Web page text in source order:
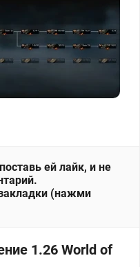
ей лайк, и не
(нажми
1.26 World of